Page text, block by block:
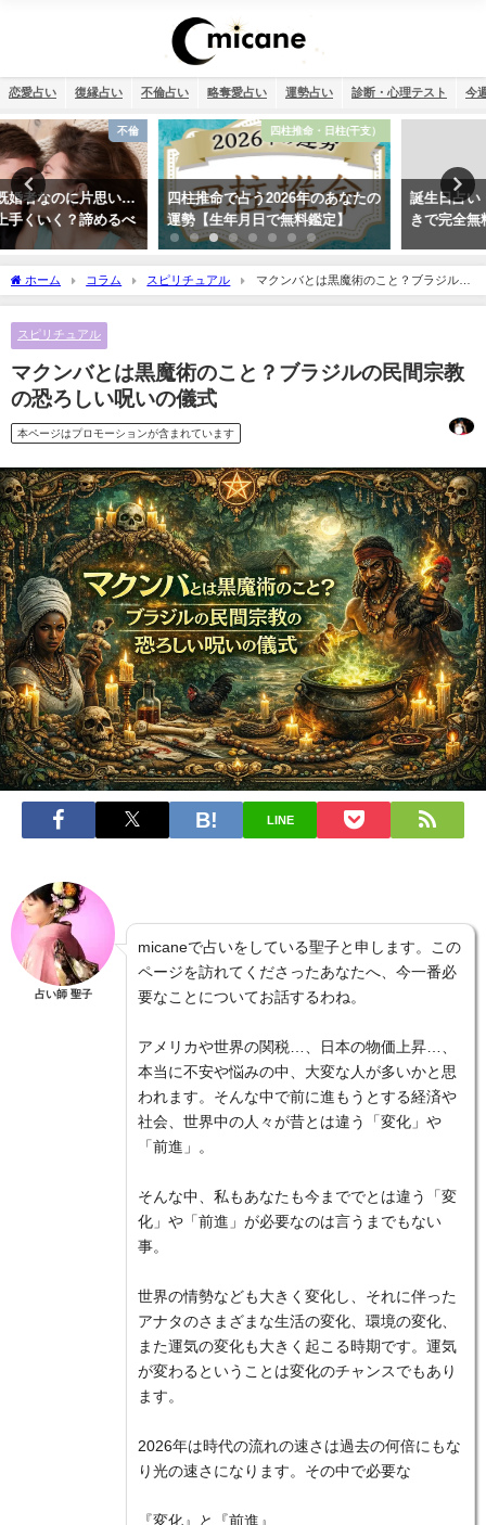
恋愛占い 復縁占い 不倫占い 略奪愛占い 運勢占い 診断・心理テスト 今
四柱推命・日柱(干支）
四柱推命で占う2026年のあなたの
運勢【生年月日で無料鑑定】
誕生日占い・運命の人を顔画像付
きで完全無料で鑑定します！
ホーム コラム スピリチュアル
マクンバとは黒魔術のこと？ブラジルの
民間宗教の恐ろしい呪いの儀式
スピリチュアル
マクンバとは黒魔術のこと？ブラジルの民間宗教
の恐ろしい呪いの儀式
本ページはプロモーションが含まれています
LINE
占い師 聖子
micaneで占いをしている聖子と申します。この
ページを訪れてくださったあなたへ、今一番必
要なことについてお話するわね。
アメリカや世界の関税…、日本の物価上昇…、
本当に不安や悩みの中、大変な人が多いかと思
われます。そんな中で前に進もうとする経済や
社会、世界中の人々が昔とは違う「変化」や
「前進」。
そんな中、私もあなたも今まででとは違う「変
化」や「前進」が必要なのは言うまでもない
事。
世界の情勢なども大きく変化し、それに伴った
アナタのさまざまな生活の変化、環境の変化、
また運気の変化も大きく起こる時期です。運気
が変わるということは変化のチャンスでもあり
ます。
2026年は時代の流れの速さは過去の何倍にもな
り光の速さになります。その中で必要な
『変化』と『前進』